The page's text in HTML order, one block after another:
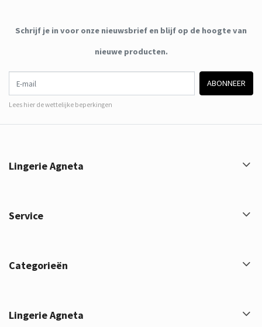
Schrijf je in voor onze nieuwsbrief en blijf op de hoogte van
nieuwe producten.
ABONNEER
Lees hier de wettelijke beperkingen
Lingerie Agneta
Service
Categorieën
Lingerie Agneta